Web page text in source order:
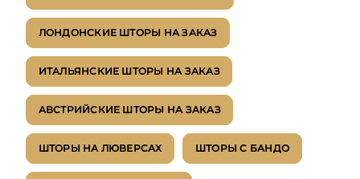
ЛОНДОНСКИЕ ШТОРЫ НА ЗАКАЗ
ИТАЛЬЯНСКИЕ ШТОРЫ НА ЗАКАЗ
АВСТРИЙСКИЕ ШТОРЫ НА ЗАКАЗ
ШТОРЫ НА ЛЮВЕРСАХ ШТОРЫ С БАНДО